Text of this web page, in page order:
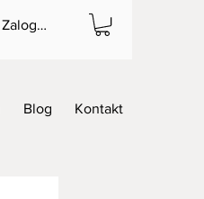
Zaloguj się
Blog Kontakt